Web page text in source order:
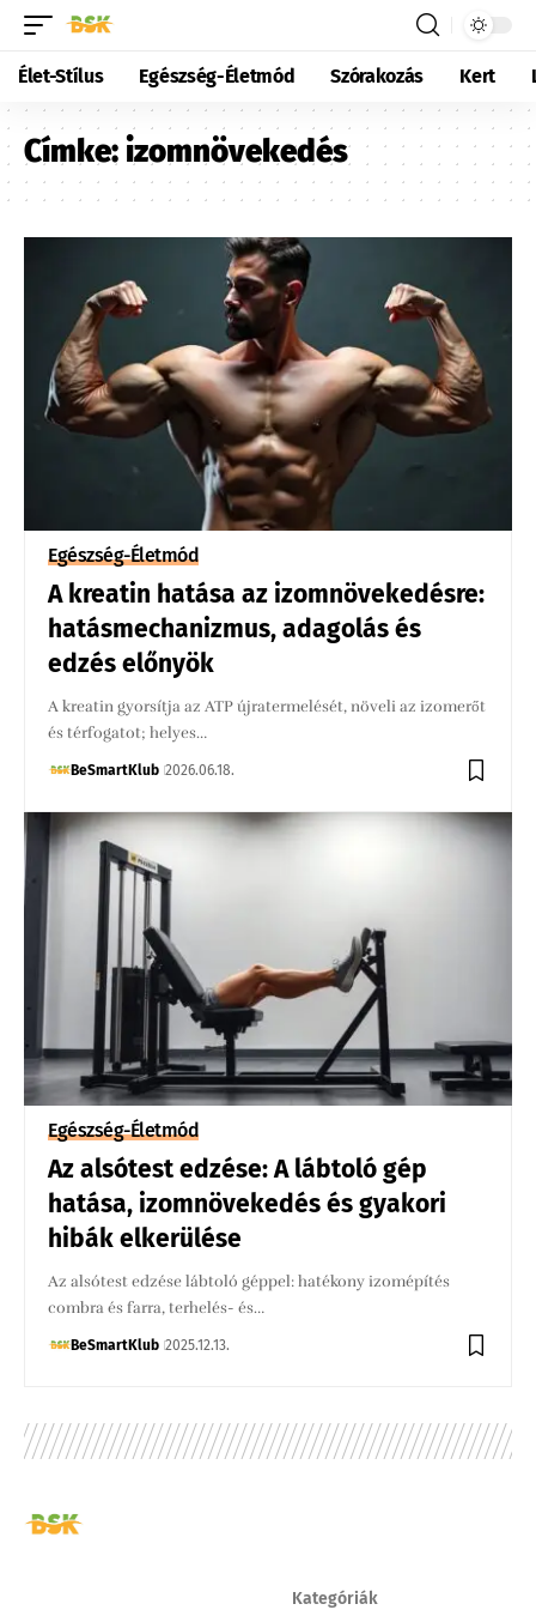
Élet-Stílus Egészség-Életmód Szórakozás Kert
Címke:izomnövekedés
Egészség-Életmód
A kreatin hatása az izomnövekedésre:
hatásmechanizmus, adagolás és
edzés előnyök
A kreatin gyorsítja az ATP újratermelését, növeli az izomerőt
és térfogatot; helyes…
BeSmartKlub 2026.06.18.
Egészség-Életmód
Az alsótest edzése: A lábtoló gép
hatása, izomnövekedés és gyakori
hibák elkerülése
Az alsótest edzése lábtoló géppel: hatékony izomépítés
combra és farra, terhelés- és…
BeSmartKlub 2025.12.13.
Kategóriák